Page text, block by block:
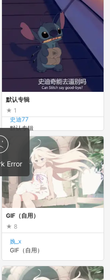
GIF（自用）
8
婏_x
GIF（自用）
默认专辑
1
史迪77
默认专辑